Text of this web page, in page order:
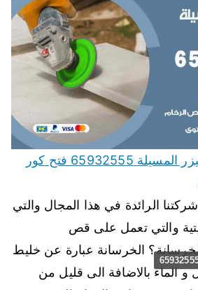
قص رخام وحجر بالليزر المسيلة 65932555 فتح كور
الرائدة في هذا المجال والتي
والتي تعمل على قص
الخرسانة عبارة عن خليط
الماء بالاضافة الى قليل من